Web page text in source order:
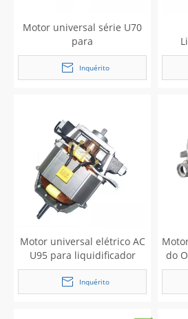
Motor universal série U70
para
misturador/moedor/liquidificador
Inquérito
Motor universal elétrico AC
U95 para liquidificador
Inquérito
do